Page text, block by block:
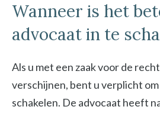
Wanneer is het
advocaat in te
Als u met een zaak voor de
verschijnen, bent u verplicht
schakelen. De advocaat heeft